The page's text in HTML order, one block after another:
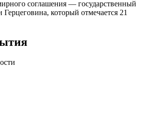
соглашения — государственный
который отмечается 21